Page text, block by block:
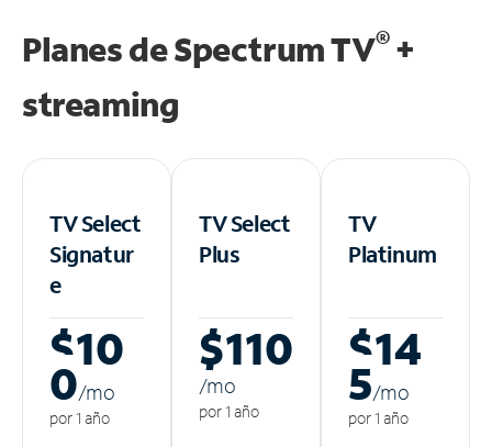
Planes de Spectrum TV®+
streaming
TV Select
Signatur
e
$10
0/mo
por 1 año
TV Select
Plus
$110
/mo
por 1 año
TV
Platinum
$14
5/mo
por 1 año